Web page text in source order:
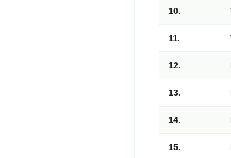
10.
11.
12.
13.
14.
15.